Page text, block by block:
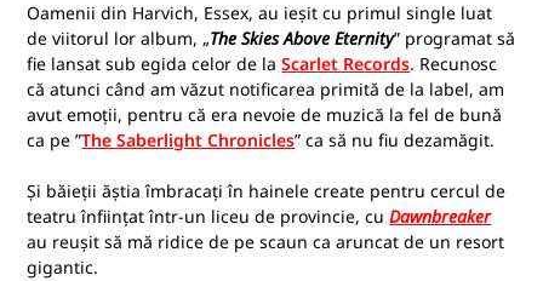
Oamenii din Harvich, Essex, au ieșit cu primul single luat
de viitorul lor album, „The Skies Above Eternity” programat să
fie lansat sub egida celor de laScarlet Records. Recunosc
că atunci când am văzut notificarea primită de la label, am
avut emoții, pentru că era nevoie de muzică la fel de bună
ca pe ”The Saberlight Chronicles” ca să nu fiu dezamăgit.
Și băieții ăștia îmbracați în hainele create pentru cercul de
teatru înființat într-un liceu de provincie, cuDawnbreaker
au reușit să mă ridice de pe scaun ca aruncat de un resort
gigantic.